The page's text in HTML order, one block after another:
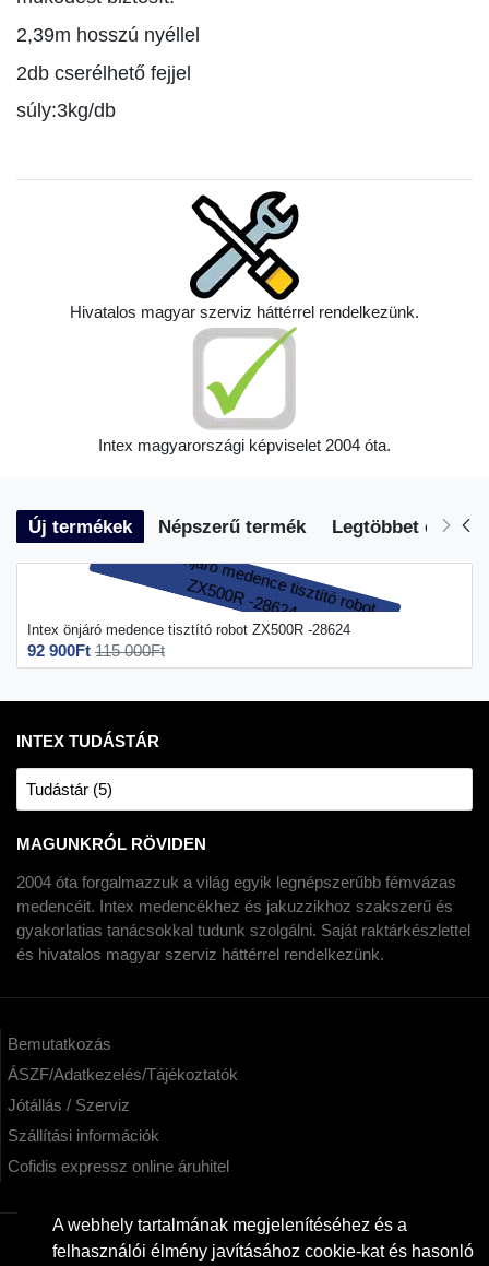
A webhely tartalmának megjelenítéséhez és a
felhasználói élmény javításához cookie-kat és hasonló
2,39m hosszú nyéllel
2db cserélhető fejjel
súly:3kg/db
Hivatalos magyar szerviz háttérrel rendelkezünk.
Intex magyarországi képviselet 2004 óta.
Új termékek Népszerű termék Legtöbbet eladott
Intex önjáró medence tisztító robot ZX500R -28624
92 900Ft 115 000Ft
INTEX TUDÁSTÁR
Tudástár (5)
MAGUNKRÓL RÖVIDEN
2004 óta forgalmazzuk a világ egyik legnépszerűbb fémvázas
medencéit. Intex medencékhez és jakuzzikhoz szakszerű és
gyakorlatias tanácsokkal tudunk szolgálni. Saját raktárkészlettel
és hivatalos magyar szerviz háttérrel rendelkezünk.
Bemutatkozás
ÁSZF/Adatkezelés/Tájékoztatók
Jótállás / Szerviz
Szállítási információk
Cofidis expressz online áruhitel
KAPCSOLAT